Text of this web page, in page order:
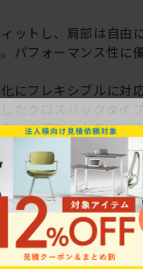
ットし、肩部は自由
パフォーマンス性に
にフレキシブルに対
たクロスバックタイ
、お好みのカラーを
った透明感のある美
びます。
注意事項